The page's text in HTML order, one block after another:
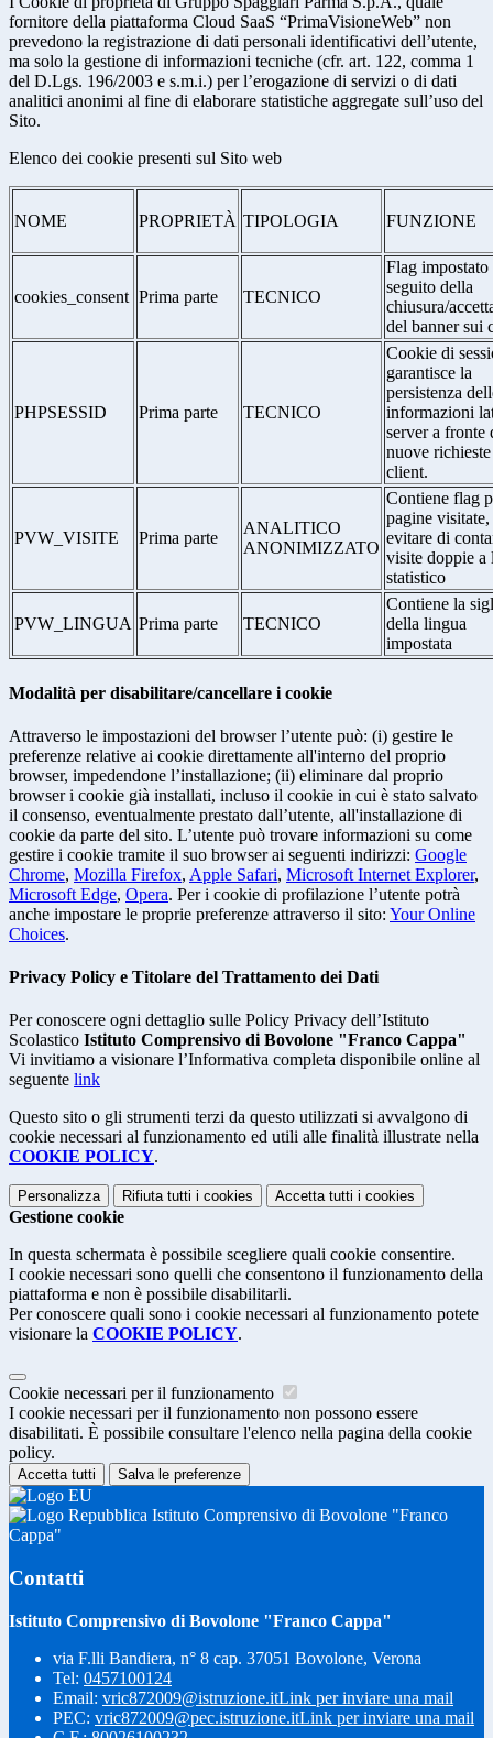
fornitore della piattaforma Cloud SaaS “PrimaVisioneWeb” non
prevedono la registrazione di dati personali identificativi dell’utente,
ma solo la gestione di informazioni tecniche (cfr. art. 122, comma 1
del D.Lgs. 196/2003 e s.m.i.) per l’erogazione di servizi o di dati
analitici anonimi al fine di elaborare statistiche aggregate sull’uso del
Sito.
Elenco dei cookie presenti sul Sito web
NOME PROPRIETÀ TIPOLOGIA FUNZIONE
cookies_consent Prima parte TECNICO
Flag impostato
seguito della
chiusura/
del banner sui
PHPSESSID Prima parte TECNICO
Cookie di
garantisce la
persistenza
informazioni
server a fronte
nuove
client.
PVW_VISITE Prima parte
ANALITICO
ANONIMIZZATO
Contiene flag
pagine visitate,
evitare di
visite doppie a
statistico
PVW_LINGUA Prima parte TECNICO
Contiene la
della lingua
impostata
Modalità per disabilitare/cancellare i cookie
Attraverso le impostazioni del browser l’utente può: (i) gestire le
preferenze relative ai cookie direttamente all'interno del proprio
browser, impedendone l’installazione; (ii) eliminare dal proprio
browser i cookie già installati, incluso il cookie in cui è stato salvato
il consenso, eventualmente prestato dall’utente, all'installazione di
cookie da parte del sito. L’utente può trovare informazioni su come
gestire i cookie tramite il suo browser ai seguenti indirizzi: Google
Chrome, Mozilla Firefox, Apple Safari, Microsoft Internet Explorer,
Microsoft Edge, Opera. Per i cookie di profilazione l’utente potrà
anche impostare le proprie preferenze attraverso il sito: Your Online
Choices.
Privacy Policy e Titolare del Trattamento dei Dati
Per conoscere ogni dettaglio sulle Policy Privacy dell’Istituto
Scolastico Istituto Comprensivo di Bovolone "Franco Cappa"
Vi invitiamo a visionare l’Informativa completa disponibile online al
seguente link
Questo sito o gli strumenti terzi da questo utilizzati si avvalgono di
cookie necessari al funzionamento ed utili alle finalità illustrate nella
COOKIE POLICY.
Personalizza Rifiuta tutti i cookies Accetta tutti i cookies
Gestione cookie
In questa schermata è possibile scegliere quali cookie consentire.
I cookie necessari sono quelli che consentono il funzionamento della
piattaforma e non è possibile disabilitarli.
Per conoscere quali sono i cookie necessari al funzionamento potete
visionare la COOKIE POLICY.
Cookie necessari per il funzionamento
I cookie necessari per il funzionamento non possono essere
disabilitati. È possibile consultare l'elenco nella pagina della cookie
policy.
Accetta tutti Salva le preferenze
Istituto Comprensivo di Bovolone "Franco
Cappa"
Contatti
Istituto Comprensivo di Bovolone "Franco Cappa"
via F.lli Bandiera, n° 8 cap. 37051 Bovolone, Verona
Tel: 0457100124
Email: vric872009@istruzione.itLink per inviare una mail
PEC: vric872009@pec.istruzione.itLink per inviare una mail